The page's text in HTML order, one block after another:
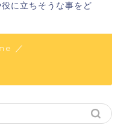
に立ちそうな事をど
／